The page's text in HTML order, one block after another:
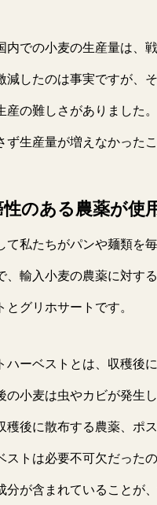
内での小麦の生産量は、
減したのは事実ですが、
産の難しさがありました
ず生産量が増えなかった
のある農薬が使
て私たちがパンや麺類を
、輸入小麦の農薬に対す
とグリホサートです。
ハーベストとは、収穫後
の小麦は虫やカビが発生
穫後に散布する農薬、ポ
ストは必要不可欠だった
分が含まれていることが